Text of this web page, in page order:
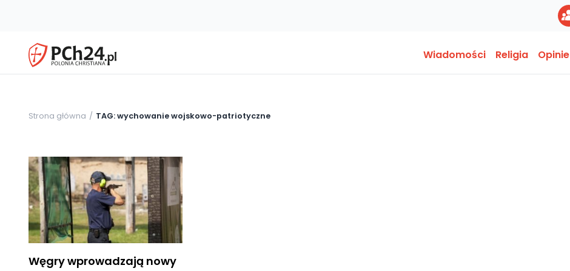
Wiadomości Religia Opinie
Strona główna TAG: wychowanie wojskowo-patriotyczne
Węgry wprowadzają nowy